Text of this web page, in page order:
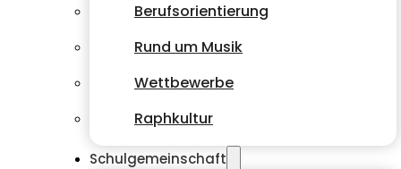
Berufsorientierung
Rund um Musik
Wettbewerbe
Raphkultur
Schulgemeinschaft